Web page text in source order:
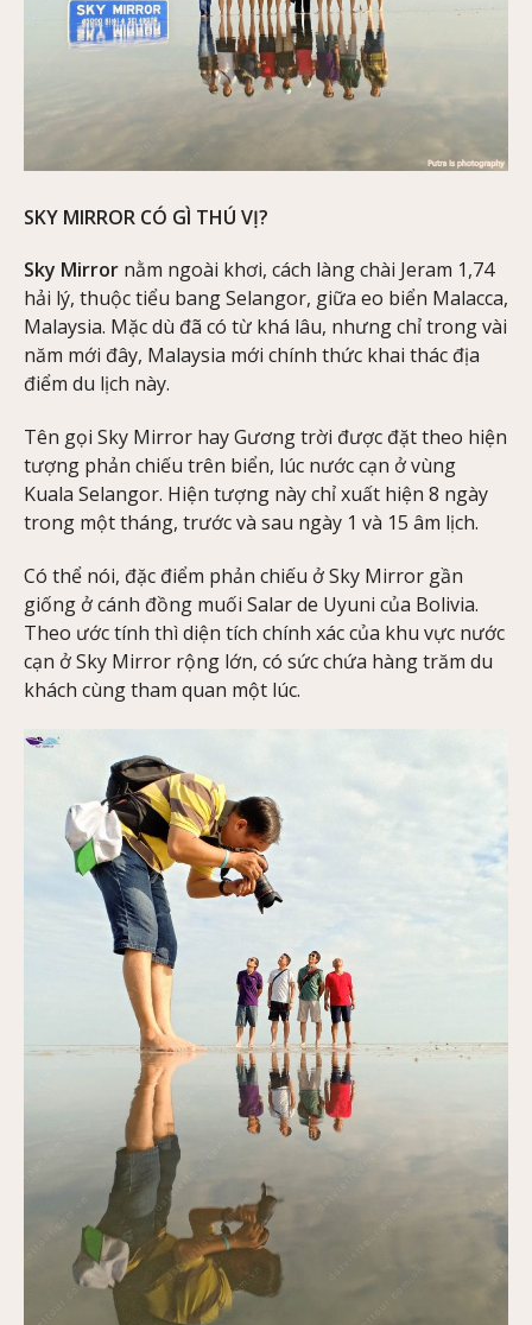
SKY MIRROR CÓ GÌ THÚ VỊ?
Sky Mirror nằm ngoài khơi, cách làng chài Jeram 1,74
hải lý, thuộc tiểu bang Selangor, giữa eo biển Malacca,
Malaysia. Mặc dù đã có từ khá lâu, nhưng chỉ trong vài
năm mới đây, Malaysia mới chính thức khai thác địa
điểm du lịch này.
Tên gọi Sky Mirror hay Gương trời được đặt theo hiện
tượng phản chiếu trên biển, lúc nước cạn ở vùng
Kuala Selangor. Hiện tượng này chỉ xuất hiện 8 ngày
trong một tháng, trước và sau ngày 1 và 15 âm lịch.
Có thể nói, đặc điểm phản chiếu ở Sky Mirror gần
giống ở cánh đồng muối Salar de Uyuni của Bolivia.
Theo ước tính thì diện tích chính xác của khu vực nước
cạn ở Sky Mirror rộng lớn, có sức chứa hàng trăm du
khách cùng tham quan một lúc.